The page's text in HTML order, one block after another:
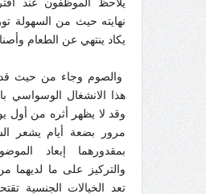
يلاحظ الموظفون عند
نهايته حيث من السهولة
يكاد ينتهي عن الطعام
والصوم وجاء من حيث
هذا الانشغال الوسواسي
وقد لا يظهر أثره من أول
مرور بضعة أيام يشعر
بمقدورهما إبعاد
والتركيز على ما لديهما
تعد الخيالات الجنسية